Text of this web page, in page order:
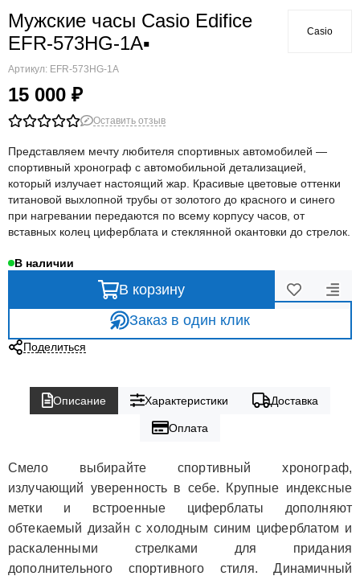
Мужские часы Casio Edifice
EFR-573HG-1A▪
Артикул: EFR-573HG-1A
15 000 ₽
Casio
Оставить отзыв
Представляем мечту любителя спортивных автомобилей —
спортивный хронограф с автомобильной детализацией,
который излучает настоящий жар. Красивые цветовые оттенки
титановой выхлопной трубы от золотого до красного и синего
при нагревании передаются по всему корпусу часов, от
вставных колец циферблата и стеклянной окантовки до стрелок.
В наличии
В корзину
Заказ в один клик
Поделиться
Описание Характеристики Доставка
Оплата
Смело выбирайте спортивный хронограф,
излучающий уверенность в себе. Крупные индексные
метки и встроенные циферблаты дополняют
обтекаемый дизайн с холодным синим циферблатом и
раскаленными стрелками для придания
дополнительного спортивного стиля. Динамичный